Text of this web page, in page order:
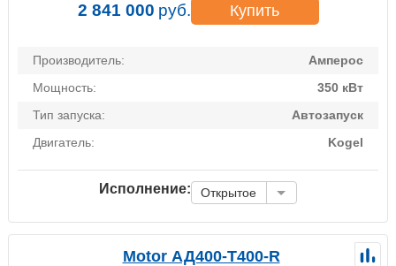
2 841 000 руб. Купить
Производитель:
Амперос
Мощность:
350 кВт
Тип запуска:
Автозапуск
Двигатель:
Kogel
Исполнение: Открытое
Motor АД400-Т400-R